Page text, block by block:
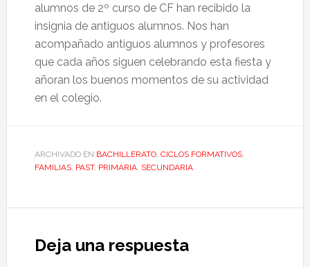
alumnos de 2º curso de CF han recibido la
insignia de antiguos alumnos. Nos han
acompañado antiguos alumnos y profesores
que cada años siguen celebrando esta fiesta y
añoran los buenos momentos de su actividad
en el colegio.
ARCHIVADO EN:BACHILLERATO, CICLOS FORMATIVOS,
FAMILIAS, PAST, PRIMARIA, SECUNDARIA
Deja una respuesta